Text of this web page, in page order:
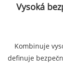
Vysoká
Kombinuje
definuje